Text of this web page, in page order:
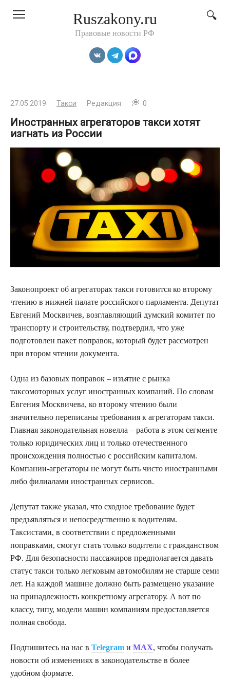
Ruszakony.ru
Правовые новости РФ
27.05.2019 Такси Редакция 0
Иностранных агрегаторов такси хотят
изгнать из России
Законопроект об агрегаторах такси готовится ко второму
чтению в нижней палате российского парламента. Депутат
Евгений Москвичев, возглавляющий думский комитет по
транспорту и строительству, подтвердил, что уже
подготовлен пакет поправок, который будет рассмотрен
при втором чтении документа.
Одна из базовых поправок – изъятие с рынка
таксомоторных услуг иностранных компаний. По словам
Евгения Москвичева, ко второму чтению были
значительно переписаны требования к агрегаторам такси.
Главная законодательная новелла – работа в этом сегменте
только юридических лиц и только отечественного
происхождения полностью с российским капиталом.
Компании-агрегаторы не могут быть чисто иностранными
либо филиалами иностранных сервисов.
Депутат также указал, что сходное требование будет
предъявляться и непосредственно к водителям.
Таксистами, в соответствии с предложенными
поправками, смогут стать только водители с гражданством
РФ. Для безопасности пассажиров предполагается давать
статус такси только легковым автомобилям не старше семи
лет. На каждой машине должно быть размещено указание
на принадлежность конкретному агрегатору. А вот по
классу, типу, модели машин компаниям предоставляется
полная свобода.
Подпишитесь на нас в Telegram и MAX, чтобы получать
новости об изменениях в законодательстве в более
удобном формате.